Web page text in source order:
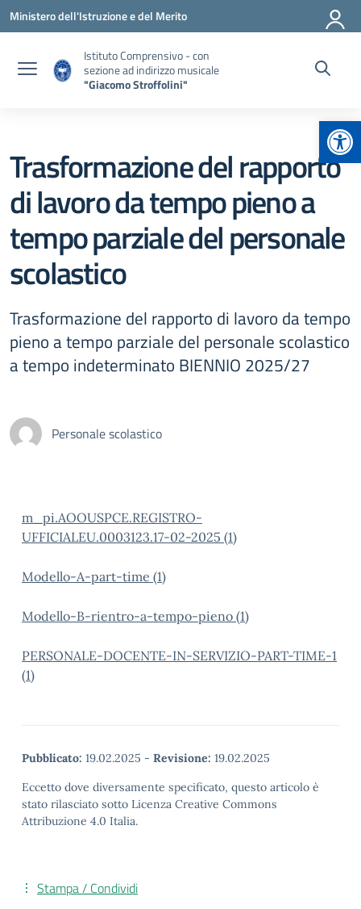
Vai ai contenuti
Vai al menu di navigazione
Vai al footer
Ministero dell'Istruzione e del Merito
Istituto Comprensivo - con
sezione ad indirizzo musicale
"Giacomo Stroffolini"
Trasformazione del rapporto
di lavoro da tempo pieno a
tempo parziale del personale
scolastico
Trasformazione del rapporto di lavoro da tempo
pieno a tempo parziale del personale scolastico
a tempo indeterminato BIENNIO 2025/27
Personale scolastico
m_pi.AOOUSPCE.REGISTRO-
UFFICIALEU.0003123.17-02-2025 (1)
Modello-A-part-time (1)
Modello-B-rientro-a-tempo-pieno (1)
PERSONALE-DOCENTE-IN-SERVIZIO-PART-TIME-1
(1)
Pubblicato: 19.02.2025 - Revisione: 19.02.2025
Eccetto dove diversamente specificato, questo articolo è
stato rilasciato sotto Licenza Creative Commons
Attribuzione 4.0 Italia.
Stampa / Condividi